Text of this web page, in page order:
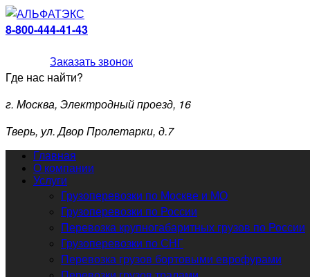
8-800-444-41-43
Заказать звонок
Где нас найти?
г. Москва, Электродный проезд, 16
Тверь, ул. Двор Пролетарки, д.7
Главная
О компании
Услуги
Грузоперевозки по Москве и МО
Грузоперевозки по России
Перевозка крупногабаритных грузов по России
Грузоперевозки по СНГ
Перевозка грузов бортовыми еврофурами